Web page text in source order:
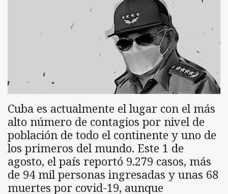
Cuba es actualmente el lugar con el más
alto número de contagios por nivel de
población de todo el continente y uno de
los primeros del mundo. Este 1 de
agosto, el país reportó 9.279 casos, más
de 94 mil personas ingresadas y unas 68
muertes por covid-19, aunque